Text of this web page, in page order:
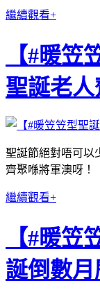
繼續觀看+
【#暖笠
聖誕老
聖誕節絕對唔可以
齊聚喺將軍澳呀！
繼續觀看+
【#暖笠
誕倒數